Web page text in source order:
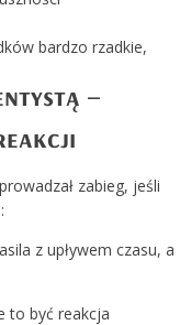
bardzo rzadkie,
–
zabieg, jeśli
z upływem czasu, a
to być reakcja